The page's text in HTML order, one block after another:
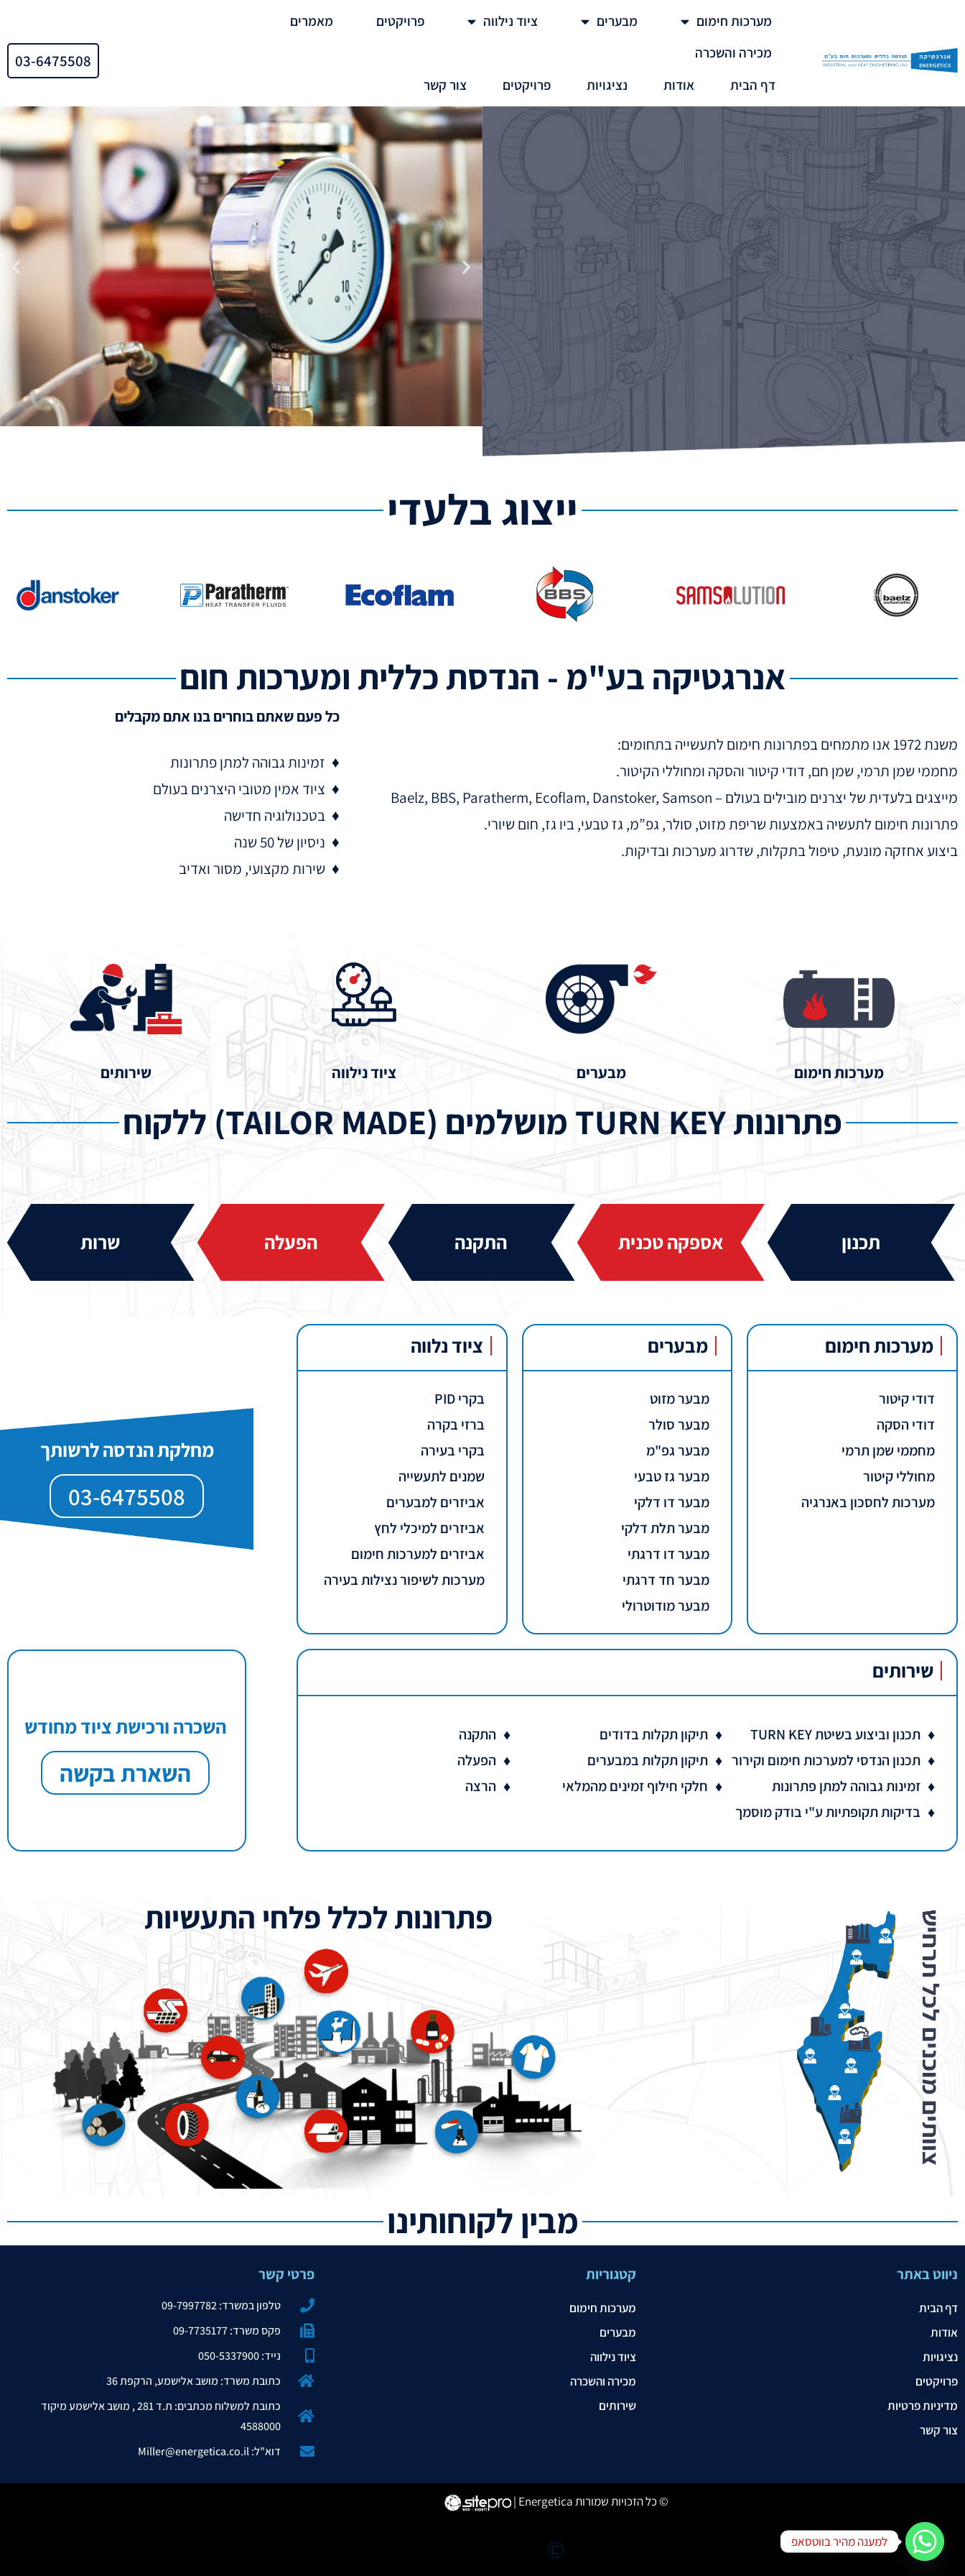
מערכות חימום מבערים ציוד נילווה פרויקטים
מאמרים
מכירה והשכרה
דף הבית
אודות נציגויות פרויקטים צור קשר
03-6475508
ופתרונות
תכנון / מכירה / התקנה / הסבות למבערים / חלפים
ייצוג בלעדי
אנרגטיקה בע"מ - הנדסת כללית ומערכות חום
משנת 1972 אנו מתמחים בפתרונות חימום לתעשייה בתחומים:
מחממי שמן תרמי, שמן חם, דודי קיטור והסקה ומחוללי הקיטור.
מייצגים בלעדית של יצרנים מובילים בעולם –Baelz, BBS, Paratherm, Ecoflam, Danstoker, Samson
פתרונות חימום לתעשיה באמצעות שריפת מזוט, סולר, גפ”מ, גז טבעי, ביו גז, חום שיורי.
ביצוע אחזקה מונעת, טיפול בתקלות, שדרוג מערכות ובדיקות.
כל פעם שאתם בוחרים בנו אתם מקבלים
זמינות גבוהה למתן פתרונות
ציוד אמין מטובי היצרנים בעולם
בטכנולוגיה חדישה
ניסיון של 50 שנה
שירות מקצועי, מסור ואדיב
מערכות חימום מבערים ציוד נילווה שירותים
פתרונות TURN KEY מושלמים (TAILOR MADE) ללקוח
תכנון אספקה טכנית התקנה הפעלה שרות
מערכות חימום
דודי קיטור
דודי הסקה
מחממי שמן תרמי
מחוללי קיטור
מערכות לחסכון באנרגיה
מבערים
מבער מזוט
מבער סולר
מבער גפ"מ
מבער גז טבעי
מבער דו דלקי
מבער תלת דלקי
מבער דו דרגתי
מבער חד דרגתי
מבער מודוטרולי
ציוד נלווה
בקרי PID
ברזי בקרה
בקרי בעירה
שמנים לתעשייה
אביזרים למבערים
אביזרים למיכלי לחץ
אביזרים למערכות חימום
מערכות לשיפור נצילות בעירה
מחלקת הנדסה לרשותך
03-6475508
שירותים
תכנון וביצוע בשיטת TURN KEY
תכנון הנדסי למערכות חימום וקירור
זמינות גבוהה למתן פתרונות
בדיקות תקופתיות ע"י בודק מוסמך
תיקון תקלות בדודים
תיקון תקלות במבערים
חלקי חילוף זמינים מהמלאי
התקנה
הפעלה
הרצה
השכרה ורכישת ציוד מחודש
השארת בקשה
פתרונות לכלל פלחי התעשיות
מבין לקוחותינו
ניווט באתר
דף הבית
אודות
נציגויות
פרויקטים
מדיניות פרטיות
צור קשר
קטגוריות
מערכות חימום
מבערים
ציוד נילווה
מכירה והשכרה
שירותים
פרטי קשר
טלפון במשרד: 09-7997782
פקס משרד: 09-7735177
נייד: 050-5337900
כתובת משרד: מושב אלישמע, הרקפת 36
כתובת למשלוח מכתבים: ת.ד 281 , מושב אלישמע מיקוד
4588000
דוא"ל: Miller@energetica.co.il
© כל הזכויות שמורות Energetica |
© למענה מהיר בווטסאפ